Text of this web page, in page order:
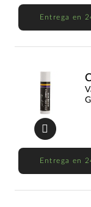
Entrega en
Entrega en